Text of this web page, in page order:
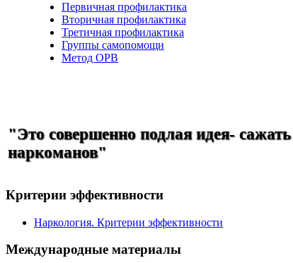
Первичная профилактика
Вторичная профилактика
Третичная профилактика
Группы самопомощи
Метод ОРВ
"Это совершенно подлая идея- сажать
наркоманов"
Критерии эффективности
Наркология. Критерии эффективности
Международные материалы